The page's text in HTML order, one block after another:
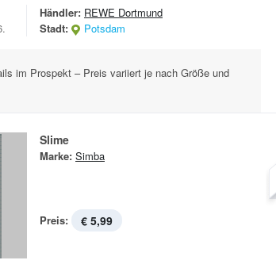
Händler: REWE Dortmund
Stadt:
Potsdam
im Prospekt – Preis variiert je nach Größe und
Slime
Marke: Simba
Preis: € 5,99